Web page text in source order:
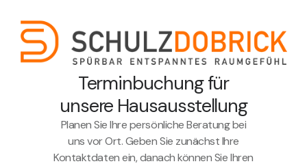
Terminbuchung für
unsere Hausausstellung
Planen Sie Ihre persönliche Beratung bei
uns vor Ort. Geben Sie zunächst Ihre
Kontaktdaten ein, danach können Sie Ihren